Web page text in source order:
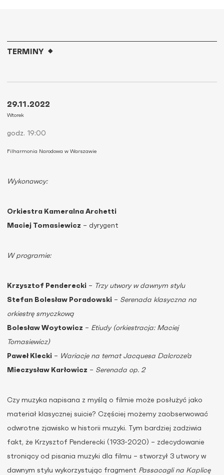
Wykonawcy:
Orkiestra Kameralna Archetti
Maciej Tomasiewicz – dyrygent
W programie:
Krzysztof Penderecki – Trzy utwory w dawnym stylu
Stefan Bolesław Poradowski – Serenada klasyczna na
orkiestrę smyczkową
Bolesław Woytowicz – Etiudy (orkiestracja: Maciej
Tomasiewicz)
Paweł Klecki – Wariacje na temat Jacquesa Dalcroze’a
Mieczysław Karłowicz – Serenada op. 2
Czy muzyka napisana z myślą o filmie może posłużyć jako
materiał klasycznej suicie? Częściej możemy zaobserwować
odwrotne zjawisko w historii muzyki. Tym bardziej zadziwia
fakt, że Krzysztof Penderecki (1933-2020) – zdecydowanie
stroniący od pisania muzyki dla filmu – stworzył 3 utwory w
dawnym stylu wykorzystując fragment Passacagli na Kaplicę
TERMINY
29.11.2022
Wtorek
godz. 19:00
Filharmonia Narodowa w Warszawie